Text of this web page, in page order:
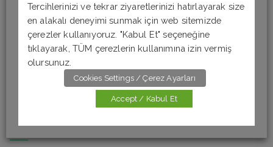
Almanca Okuma-Anlama Testi 6 [B1]
Almanca Okuma-Anlama Testi 5 [B1]
Almanca Okuma – Anlama Testi 4 [A2]
Almanca Okuma-Anlama Testi 3 [A2]
Almanca Okuma Anlama Testi 2 [A1]
Kategoriler
Tercihlerinizi ve tekrar ziyaretlerinizi hatırlayarak size
en alakalı deneyimi sunmak için web sitemizde
çerezler kullanıyoruz. "Kabul Et" seçeneğine
tıklayarak, TÜM çerezlerin kullanımına izin vermiş
olursunuz.
Cookies Settings / Çerez Ayarları
Accept / Kabul Et